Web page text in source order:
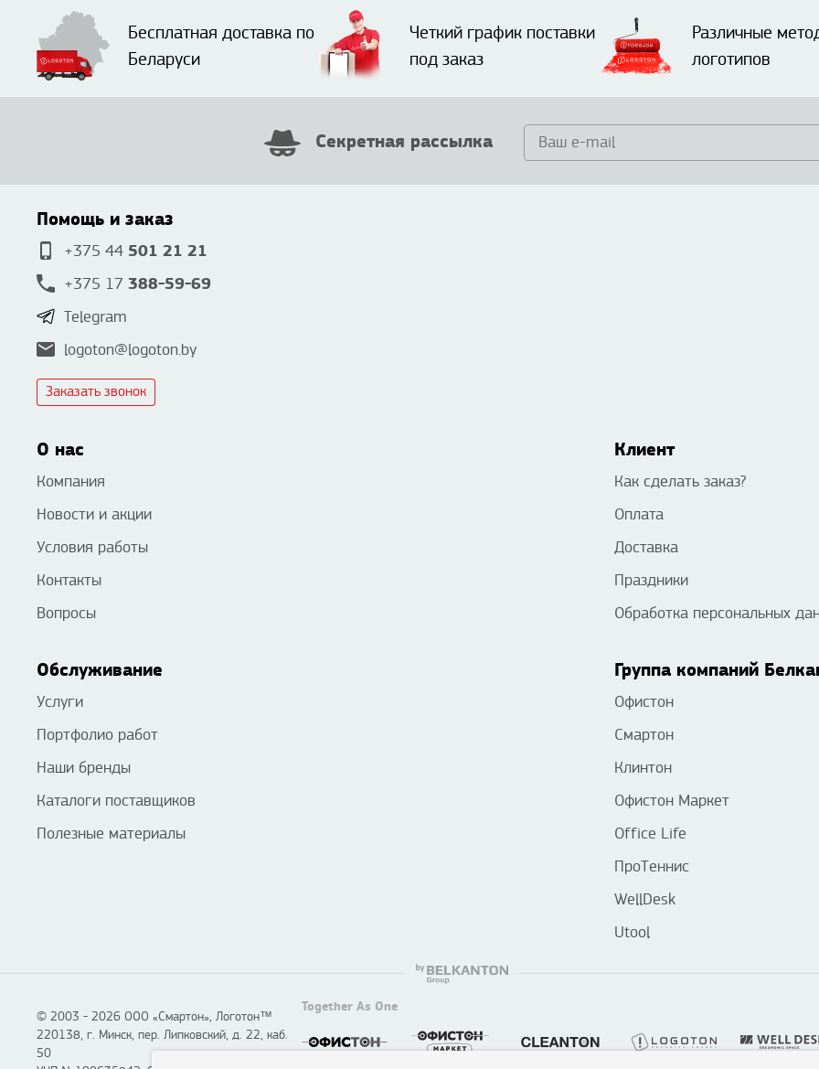
Бесплатная доставка по
Беларуси
Четкий график поставки
под заказ
Различные
логотипов
Секретная рассылка
Помощь и заказ
+375 44 501 21 21
+375 17 388-59-69
Telegram
logoton@logoton.by
Заказать звонок
О нас
Компания
Новости и акции
Условия работы
Контакты
Вопросы
Клиент
Как сделать заказ?
Оплата
Доставка
Праздники
Обработка персональных
Обслуживание
Услуги
Портфолио работ
Наши бренды
Каталоги поставщиков
Полезные материалы
Группа компаний
Офистон
Смартон
Клинтон
Офистон Маркет
Office Life
ПроТеннис
WellDesk
Utool
© 2003 - 2026 ООО «Смартон», Логотон™
220138, г. Минск, пер. Липковский, д. 22, каб.
50
Together As One